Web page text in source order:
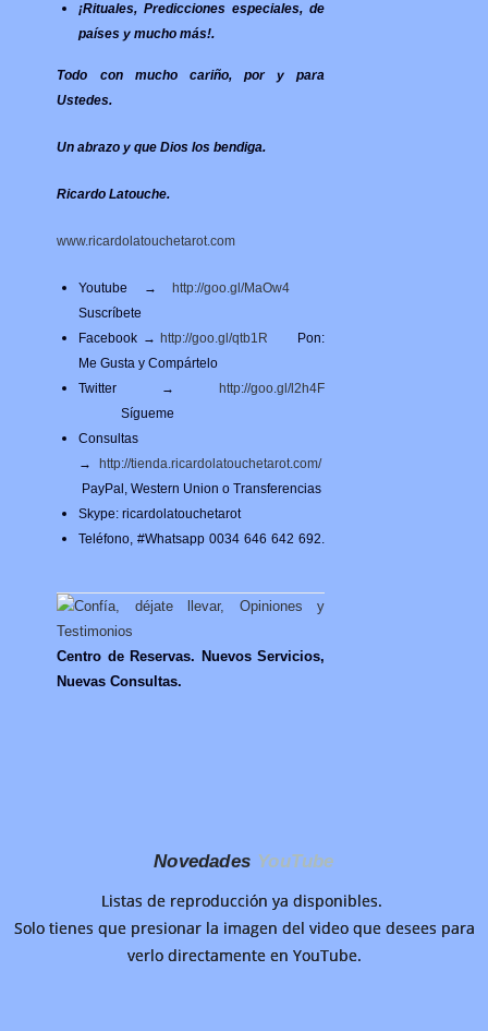
¡Rituales, Predicciones especiales, de
países y mucho más!.
Todo con mucho cariño, por y para
Ustedes.
Un abrazo y que Dios los bendiga.
Ricardo Latouche.
www.ricardolatouchetarot.com
Youtube →
http://goo.gl/MaOw4
Suscríbete
Facebook → http://goo.gl/qtb1R
Pon:
Me Gusta y Compártelo
Twitter →
http://goo.gl/l2h4F
Sígueme
Consultas
→
http://tienda.ricardolatouchetarot.com/
PayPal, Western Union o Transferencias
Skype: ricardolatouchetarot
Teléfono, #Whatsapp 0034 646 642 692.
Centro de Reservas. Nuevos Servicios,
Nuevas Consultas.
Novedades YouTube
Listas de reproducción ya disponibles.
Solo tienes que presionar la imagen del video que desees para
verlo directamente en YouTube.